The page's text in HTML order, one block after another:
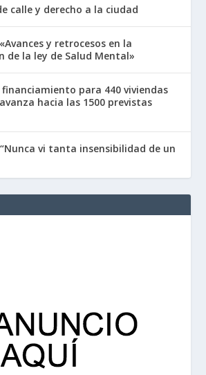
calle y derecho a la ciudad
y retrocesos en la
de la ley de Salud Mental»
para 440 viviendas
hacia las 1500 previstas
vi tanta insensibilidad de un